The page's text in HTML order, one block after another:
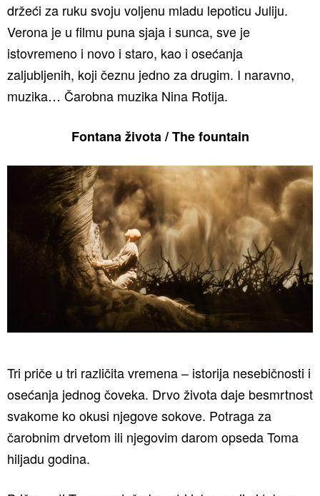
držeći za ruku svoju voljenu mladu lepoticu Juliju.
Verona je u filmu puna sjaja i sunca, sve je
istovremeno i novo i staro, kao i osećanja
zaljubljenih, koji čeznu jedno za drugim. I naravno,
muzika… Čarobna muzika Nina Rotija.
Fontana života / The fountain
Tri priče u tri različita vremena – istorija nesebičnosti i
osećanja jednog čoveka. Drvo života daje besmrtnost
svakome ko okusi njegove sokove. Potraga za
čarobnim drvetom ili njegovim darom opseda Toma
hiljadu godina.